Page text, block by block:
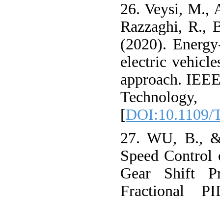
26. Veysi, M.,
Razzaghi, R.,
(2020).
electric
approach.
[DOI:10.1109/
27. WU, B.,
Speed
Gear Shift
Fractional